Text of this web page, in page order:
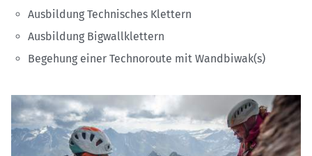
Ausbildung Technisches Klettern
Ausbildung Bigwallklettern
Begehung einer Technoroute mit Wandbiwak(s)